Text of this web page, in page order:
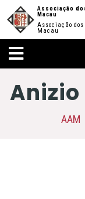
Associação
Macau
Associação dos
Macau
Anizio
AAM